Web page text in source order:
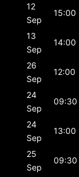
12
Sep
15:00
13
Sep
14:00
26
Sep
12:00
24
Sep
09:30
24
Sep
13:00
25
Sep
09:30